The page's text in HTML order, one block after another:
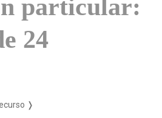
particular:
24
❭